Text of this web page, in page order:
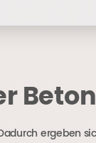
Beton
ergeben